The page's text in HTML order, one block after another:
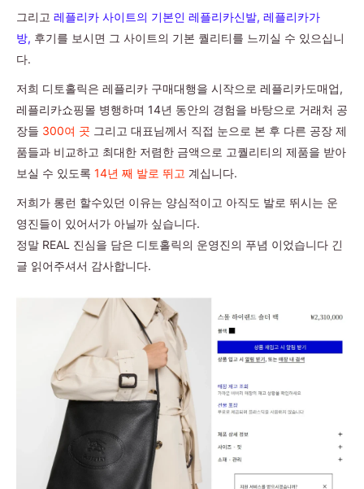
그리고 레플리카 사이트의 기본인 레플리카신발, 레플리카가
방, 후기를 보시면 그 사이트의 기본 퀄리티를 느끼실 수 있으십니
다.
저희 디토홀릭은 레플리카 구매대행을 시작으로 레플리카도매업,
레플리카쇼핑몰 병행하며 14년 동안의 경험을 바탕으로 거래처 공
장들 300여 곳 그리고 대표님께서 직접 눈으로 본 후 다른 공장 제
품들과 비교하고 최대한 저렴한 금액으로 고퀄리티의 제품을 받아
보실 수 있도록 14년 째 발로 뛰고 계십니다.
저희가 롱런 할수있던 이유는 양심적이고 아직도 발로 뛰시는 운
영진들이 있어서가 아닐까 싶습니다.
정말 REAL 진심을 담은 디토홀릭의 운영진의 푸념 이었습니다 긴
글 읽어주셔서 감사합니다.